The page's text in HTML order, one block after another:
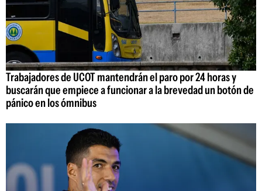
Trabajadores de UCOT mantendrán el paro por 24 horas y
buscarán que empiece a funcionar a la brevedad un botón de
pánico en los ómnibus